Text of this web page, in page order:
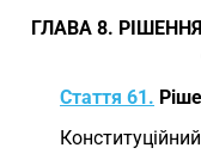
ГЛАВА 8.
Стаття 61.